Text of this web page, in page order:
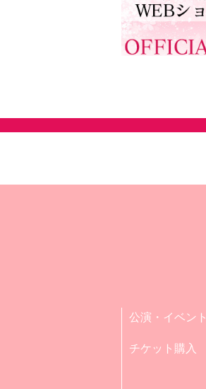
公演・イベント
チケット購入